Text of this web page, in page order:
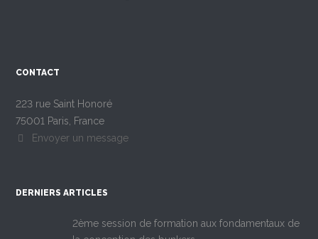
CONTACT
223 rue Saint Honoré
75001 Paris, France
Envoyer un message
DERNIERS ARTICLES
2ème session de formation aux fondamentaux de